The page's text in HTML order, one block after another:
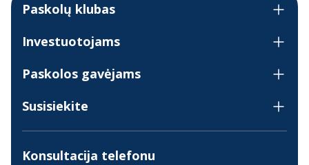
Paskolų klubas
Investuotojams
Paskolos gavėjams
Susisiekite
Konsultacija telefonu